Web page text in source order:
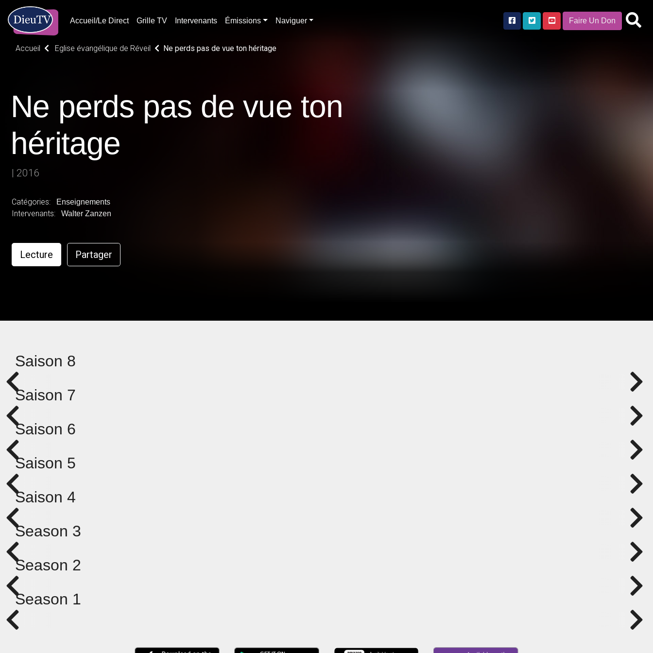
Accueil/Le Direct Grille TV Intervenants Émissions Naviguer Faire Un Don
Accueil Eglise évangélique de Réveil Ne perds pas de vue ton héritage
Ne perds pas de vue ton
héritage
| 2016
Catégories: Enseignements
Intervenants: Walter Zanzen
Lecture Partager
Saison 8
Saison 7
Saison 6
Saison 5
Saison 4
Season 3
Season 2
Season 1